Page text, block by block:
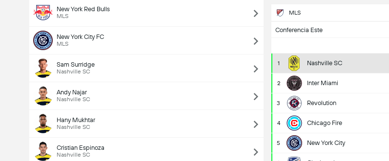
New York Red Bulls
MLS
New York City FC
MLS
Sam Surridge
Nashville SC
Andy Najar
Nashville SC
Hany Mukhtar
Nashville SC
Cristian Espinoza
Nashville SC
MLS
Conferencia Este
1 Nashville SC
2 Inter Miami
3 Revolution
4 Chicago Fire
5 New York City